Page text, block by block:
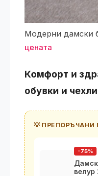
Модерни дамски
цената
Комфорт и
обувки и чехли
💡 ПРЕПОРЪЧАНИ
-75%
велур